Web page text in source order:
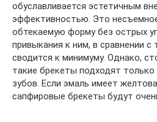
обуславливается эстетичным
эффективностью. Это
обтекаемую форму без острых
привыкания к ним, в сравнении
сводится к минимуму. Однако,
такие брекеты подходят
зубов. Если эмаль имеет
сапфировые брекеты будут